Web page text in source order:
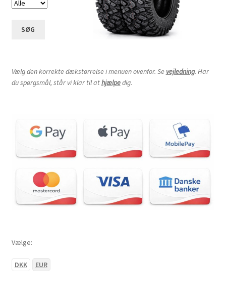
SØG
Vælg den korrekte dækstørrelse i menuen ovenfor. Se vejledning. Har
du spørgsmål, står vi klar til athjælpedig.
Vælge:
DKK EUR